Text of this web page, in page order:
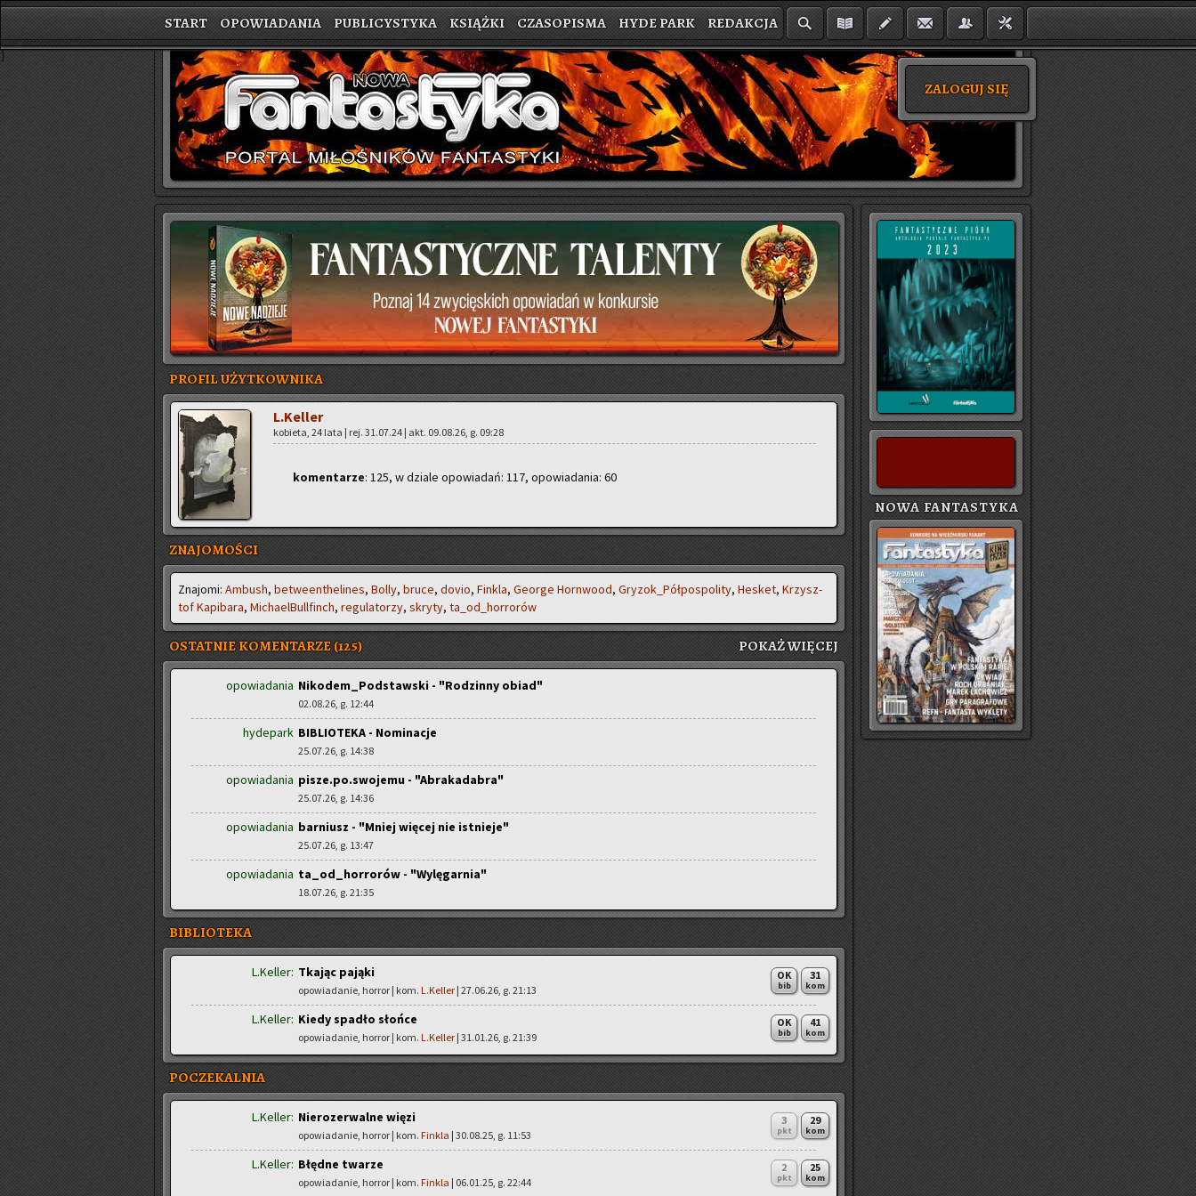
START OPOWIADANIA PUBLICYSTYKA KSIĄŻKI CZASOPISMA HYDE PARK REDAKCJA
ZALOGUJ SIĘ
}
PROFIL UŻYTKOWNIKA
L.Keller
ko­bie­ta, 24 lata | rej. 31.07.24 | akt. 09.08.26, g. 09:28
ko­men­ta­rze: 125, w dzia­le opo­wia­dań: 117, opo­wia­da­nia: 60
ZNAJOMOŚCI
Zna­jo­mi: Am­bush, be­twe­en­the­li­nes, Bolly, bruce, dovio, Fin­kla, Geo­r­ge Horn­wo­od, Gry­zok_Pół­po­spo­li­ty, He­sket, Krzysz­
tof Ka­pi­ba­ra, Mi­cha­el­Bul­l­finch, re­gu­la­to­rzy, skry­ty, ta­_od_hor­ro­rów
OSTATNIE KOMENTARZE (125) POKAŻ WIĘ­CEJ
opowiadania Nikodem_Podstawski - "Rodzinny obiad"
02.08.26, g. 12:44
hydepark BIBLIOTEKA - Nominacje
25.07.26, g. 14:38
opowiadania pisze.po.swojemu - "Abrakadabra"
25.07.26, g. 14:36
opowiadania barniusz - "Mniej więcej nie istnieje"
25.07.26, g. 13:47
opowiadania ta_od_horrorów - "Wylęgarnia"
18.07.26, g. 21:35
BIBLIOTEKA
L.Keller: Tkając pająki
opowiadanie, horror | kom. L.Keller | 27.06.26, g. 21:13
31
kom
OK
bib
L.Keller: Kiedy spadło słońce
opowiadanie, horror | kom. L.Keller | 31.01.26, g. 21:39
41
kom
OK
bib
POCZEKALNIA
L.Keller: Nierozerwalne więzi
opowiadanie, horror | kom. Finkla | 30.08.25, g. 11:53
29
kom
3
pkt
L.Keller: Błędne twarze
opowiadanie, horror | kom. Finkla | 06.01.25, g. 22:44
25
kom
2
pkt
NOWA FANTASTYKA